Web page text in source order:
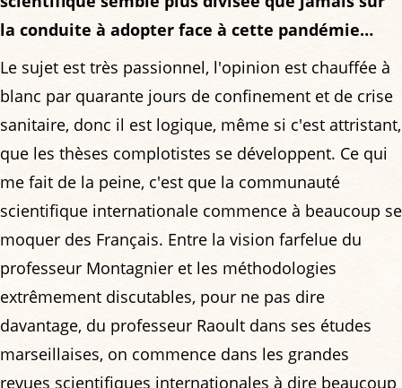
la conduite à adopter face à cette pandémie…
Le sujet est très passionnel, l'opinion est chauffée à
blanc par quarante jours de confinement et de crise
sanitaire, donc il est logique, même si c'est attristant,
que les thèses complotistes se développent. Ce qui
me fait de la peine, c'est que la communauté
scientifique internationale commence à beaucoup se
moquer des Français. Entre la vision farfelue du
professeur Montagnier et les méthodologies
extrêmement discutables, pour ne pas dire
davantage, du professeur Raoult dans ses études
marseillaises, on commence dans les grandes
revues scientifiques internationales à dire beaucoup